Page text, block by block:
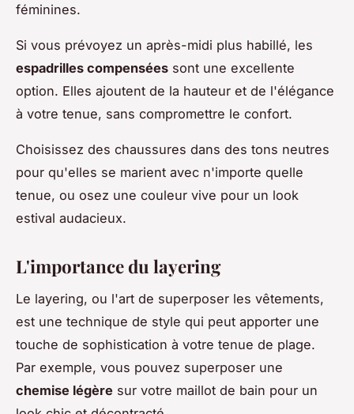
féminines.
Si vous prévoyez un après-midi plus habillé, les
espadrilles compensées sont une excellente
option. Elles ajoutent de la hauteur et de l'élégance
à votre tenue, sans compromettre le confort.
Choisissez des chaussures dans des tons neutres
pour qu'elles se marient avec n'importe quelle
tenue, ou osez une couleur vive pour un look
estival audacieux.
L'importance du layering
Le layering, ou l'art de superposer les vêtements,
est une technique de style qui peut apporter une
touche de sophistication à votre tenue de plage.
Par exemple, vous pouvez superposer une
chemise légère sur votre maillot de bain pour un